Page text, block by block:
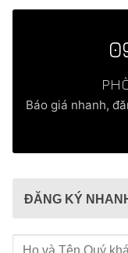
Báo giá nhanh,
ĐĂNG KÝ